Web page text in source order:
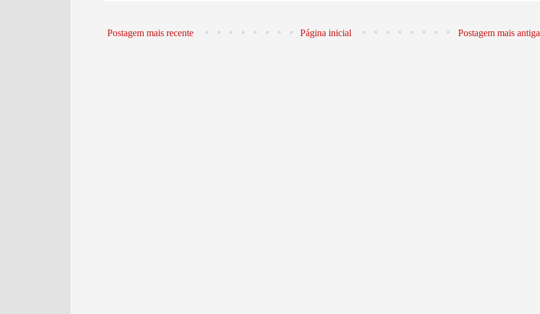
Postagem mais recente Postagem mais antiga
Página inicial